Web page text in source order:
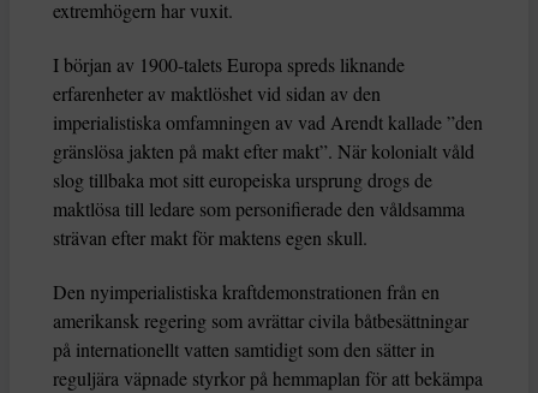
extremhögern har vuxit.
I början av 1900-talets Europa spreds liknande
erfarenheter av maktlöshet vid sidan av den
imperialistiska omfamningen av vad Arendt kallade ”den
gränslösa jakten på makt efter makt”. När kolonialt våld
slog tillbaka mot sitt europeiska ursprung drogs de
maktlösa till ledare som personifierade den våldsamma
strävan efter makt för maktens egen skull.
Den nyimperialistiska kraftdemonstrationen från en
amerikansk regering som avrättar civila båtbesättningar
på internationellt vatten samtidigt som den sätter in
reguljära väpnade styrkor på hemmaplan för att bekämpa